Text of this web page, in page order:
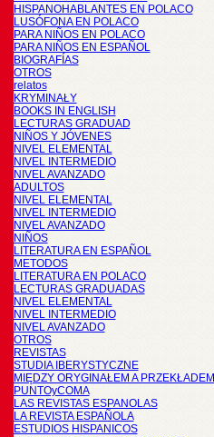
HISPANOHABLANTES EN POLACO
LUSÓFONA EN POLACO
PARA NIÑOS EN POLACO
PARA NIÑOS EN ESPAÑOL
BIOGRAFÍAS
OTROS
relatos
KRYMINAŁY
BOOKS IN ENGLISH
LECTURAS GRADUAD
NIÑOS Y JÓVENES
NIVEL ELEMENTAL
NIVEL INTERMEDIO
NIVEL AVANZADO
ADULTOS
NIVEL ELEMENTAL
NIVEL INTERMEDIO
NIVEL AVANZADO
NIÑOS
LITERATURA EN ESPAÑOL
METODOS
LITERATURA EN POLACO
LECTURAS GRADUADAS
NIVEL ELEMENTAL
NIVEL INTERMEDIO
NIVEL AVANZADO
OTROS
REVISTAS
STUDIA IBERYSTYCZNE
MIĘDZY ORYGINAŁEM A PRZEKŁADEM
PUNTOyCOMA
LAS REVISTAS ESPANOLAS
LA REVISTA ESPAÑOLA
ESTUDIOS HISPANICOS